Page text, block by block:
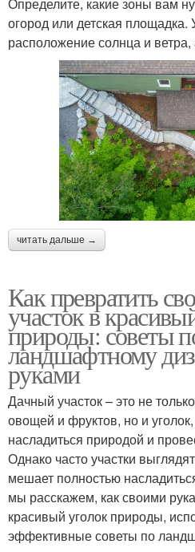
огород или детская площадка.
расположение солнца и
читать дальше →
Как превратить
участок в
природы: советы
ландшафтному
руками
Дачный участок – это не
овощей и фруктов, но и
насладиться природой и
Однако часто участки
мешает полностью
мы расскажем, как своими
красивый уголок природы,
эффективные советы по